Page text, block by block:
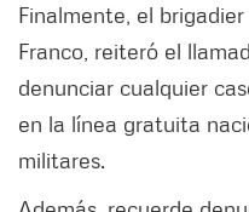
Finalmente, el
Franco, reiteró el
denunciar cualquier
en la línea gratuita
militares.